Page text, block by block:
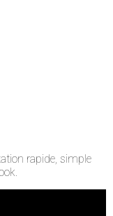
rapide, simple